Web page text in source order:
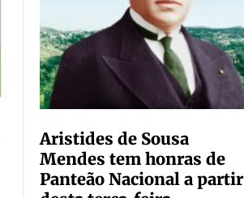
Aristides de Sousa
Mendes tem honras de
Panteão Nacional a partir